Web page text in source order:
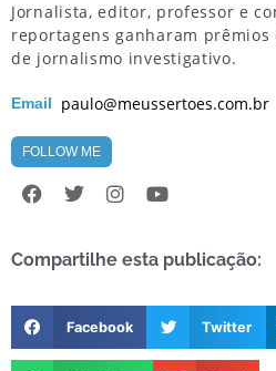
Jornalista, editor, professor e
reportagens ganharam
de jornalismo investigativo.
Email paulo@meussertoes.com.br
FOLLOW ME
Compartilhe esta publicação:
Facebook Twitter